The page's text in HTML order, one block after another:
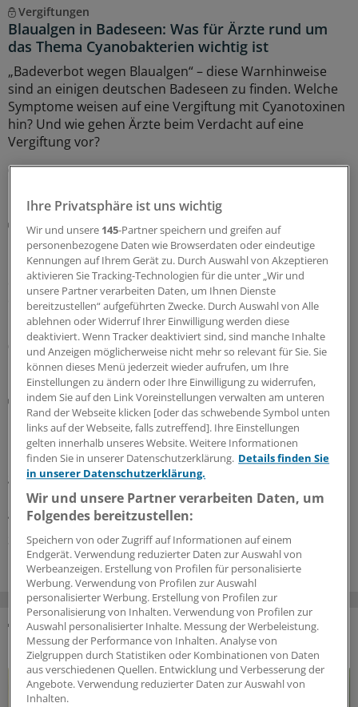
Vergiftungen
Blaualgen in Badeseen: Was für Ärzte rund um
das Thema Cyanobakterien wichtig ist
„Badeverbot wegen Blaualgen“ – diese Warnhinweise
sind an einigen deutschen Badeseen zu finden. Welche
Symptome weisen auf eine Vergiftung mit Cyanotoxinen
hin? Und wie gehen Ärzte beim Verdacht auf eine
Vergiftung vor?
06.08.2026
Kolumne „Hörsaalgeflüster“
Wenn Schweigen Leben kostet
In Deutschland stagniert die Zahl der Organspenden. An
die Einführung einer Widerspruchsregelung traut sich
der Bundestag bisher nicht heran. In den Augen der
bvmd führt daran kein Weg vorbei.
06.08.2026
Start-up
Kryokonservierung: Der Traum vom ewigen
Leben
Langlebigkeitsforscher Emil Kendziorra hat ein Start-up
gegründet, das Menschen nach dem Tod
kryokonserviert. Kritik an seinem Projekt ist der Arzt
gewohnt – lässt sich aber nicht beirren.
31.07.2026
DAS KÖNNTE SIE AUCH INTERESSIEREN
Ihre Privatsphäre ist uns wichtig
Wir und unsere 145-Partner speichern und greifen auf
personenbezogene Daten wie Browserdaten oder eindeutige
Kennungen auf Ihrem Gerät zu. Durch Auswahl von Akzeptieren
aktivieren Sie Tracking-Technologien für die unter „Wir und
unsere Partner verarbeiten Daten, um Ihnen Dienste
bereitzustellen“ aufgeführten Zwecke. Durch Auswahl von Alle
ablehnen oder Widerruf Ihrer Einwilligung werden diese
deaktiviert. Wenn Tracker deaktiviert sind, sind manche Inhalte
und Anzeigen möglicherweise nicht mehr so relevant für Sie. Sie
können dieses Menü jederzeit wieder aufrufen, um Ihre
Einstellungen zu ändern oder Ihre Einwilligung zu widerrufen,
indem Sie auf den Link Voreinstellungen verwalten am unteren
Rand der Webseite klicken [oder das schwebende Symbol unten
links auf der Webseite, falls zutreffend]. Ihre Einstellungen
gelten innerhalb unseres Website. Weitere Informationen
finden Sie in unserer Datenschutzerklärung. Details finden Sie
in unserer Datenschutzerklärung.
Wir und unsere Partner verarbeiten Daten, um
Folgendes bereitzustellen:
Speichern von oder Zugriff auf Informationen auf einem
Endgerät. Verwendung reduzierter Daten zur Auswahl von
Werbeanzeigen. Erstellung von Profilen für personalisierte
Werbung. Verwendung von Profilen zur Auswahl
personalisierter Werbung. Erstellung von Profilen zur
Personalisierung von Inhalten. Verwendung von Profilen zur
Auswahl personalisierter Inhalte. Messung der Werbeleistung.
Messung der Performance von Inhalten. Analyse von
Zielgruppen durch Statistiken oder Kombinationen von Daten
aus verschiedenen Quellen. Entwicklung und Verbesserung der
Angebote. Verwendung reduzierter Daten zur Auswahl von
Inhalten.